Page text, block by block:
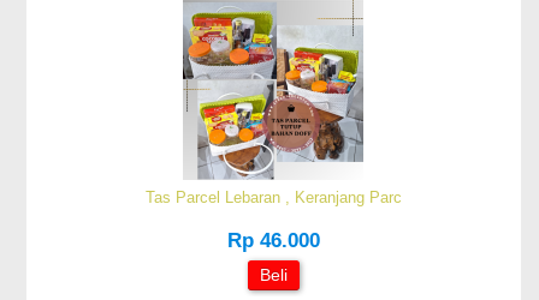
Tas Parcel Lebaran , Keranjang Parc
Rp 46.000
Beli